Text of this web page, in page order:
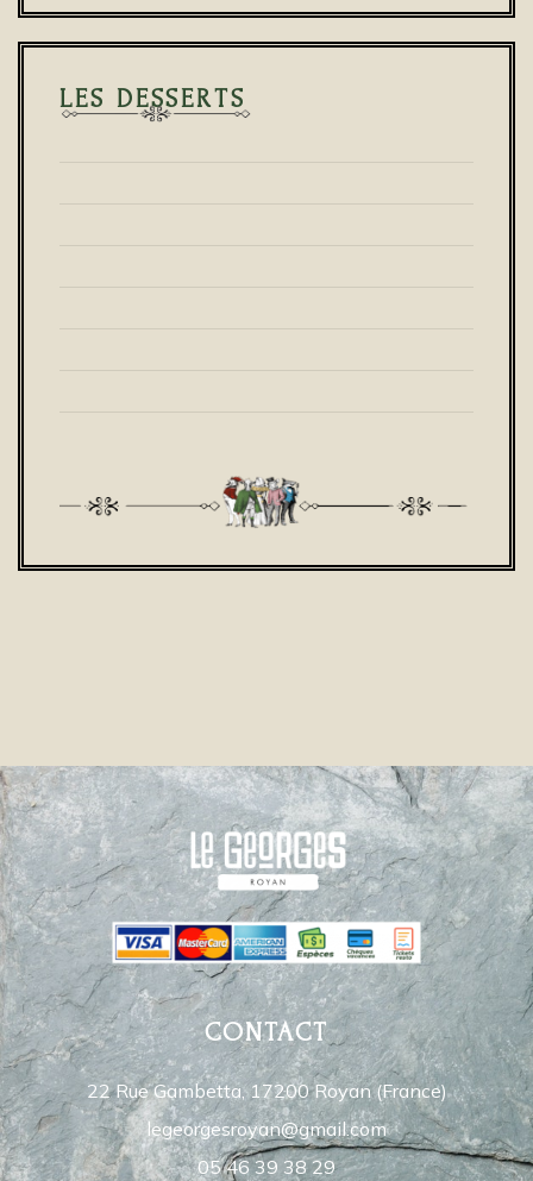
LES DESSERTS
CONTACT
22 Rue Gambetta, 17200 Royan (France)
legeorgesroyan@gmail.com
05 46 39 38 29